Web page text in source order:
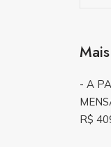
- A
R$